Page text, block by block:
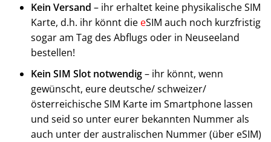
Kein Versand – ihr erhaltet keine physikalische SIM
Karte, d.h. ihr könnt die eSIM auch noch kurzfristig
sogar am Tag des Abflugs oder in Neuseeland
bestellen!
Kein SIM Slot notwendig– ihr könnt, wenn
gewünscht, eure deutsche/ schweizer/
österreichische SIM Karte im Smartphone lassen
und seid so unter eurer bekannten Nummer als
auch unter der australischen Nummer (über eSIM)